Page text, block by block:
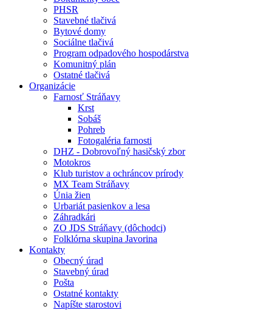
PHSR
Stavebné tlačivá
Bytové domy
Sociálne tlačivá
Program odpadového hospodárstva
Komunitný plán
Ostatné tlačivá
Organizácie
Farnosť Stráňavy
Krst
Sobáš
Pohreb
Fotogaléria farnosti
DHZ - Dobrovoľný hasičský zbor
Motokros
Klub turistov a ochráncov prírody
MX Team Stráňavy
Únia žien
Urbariát pasienkov a lesa
Záhradkári
ZO JDS Stráňavy (dôchodci)
Folklórna skupina Javorina
Kontakty
Obecný úrad
Stavebný úrad
Pošta
Ostatné kontakty
Napíšte starostovi